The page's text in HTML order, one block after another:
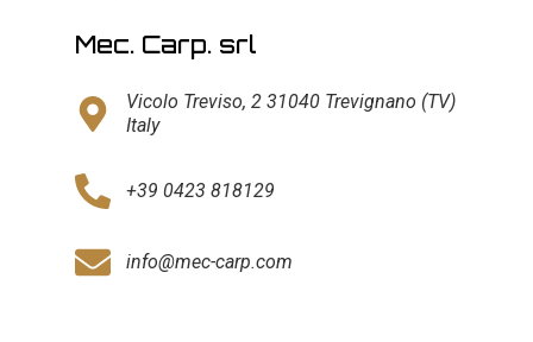
Mec. Carp. srl
Vicolo Treviso, 2 31040 Trevignano (TV)
Italy
+39 0423 818129
info@mec-carp.com